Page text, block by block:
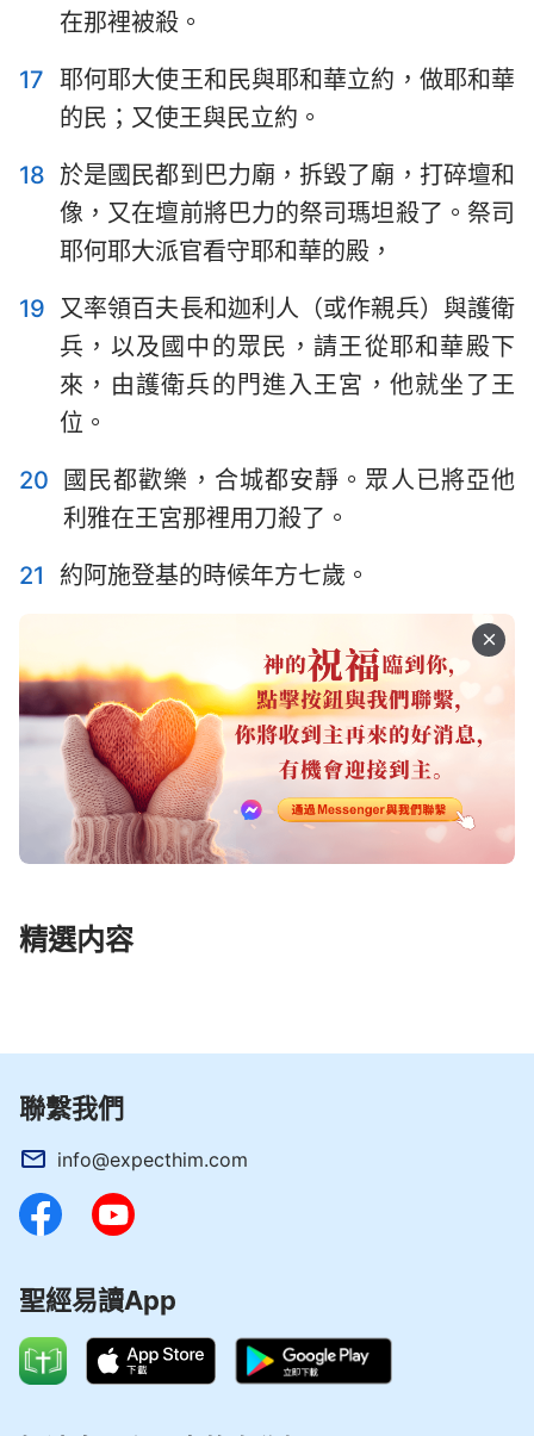
在那裡被殺。
17 耶何耶大使王和民與耶和華立約，做耶和華
的民；又使王與民立約。
18 於是國民都到巴力廟，拆毀了廟，打碎壇和
像，又在壇前將巴力的祭司瑪坦殺了。祭司
耶何耶大派官看守耶和華的殿，
19 又率領百夫長和迦利人（或作親兵）與護衛
兵，以及國中的眾民，請王從耶和華殿下
來，由護衛兵的門進入王宮，他就坐了王
位。
20
國民都歡樂，合城都安靜。眾人已將亞他
利雅在王宮那裡用刀殺了。
21
約阿施登基的時候年方七歲。
精選内容
聯繫我們
info@expecthim.com
聖經易讀App